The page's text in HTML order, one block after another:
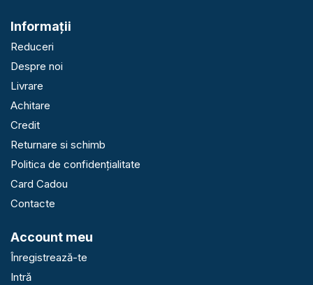
Informaţii
Reduceri
Despre noi
Livrare
Achitare
Credit
Returnare si schimb
Politica de confidențialitate
Card Cadou
Contacte
Account meu
Înregistrează-te
Intră